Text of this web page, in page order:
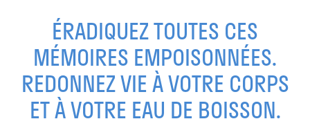
ÉRADIQUEZ TOUTES CES
MÉMOIRES EMPOISONNÉES.
REDONNEZ VIE À VOTRE CORPS
ET À VOTRE EAU DE BOISSON.